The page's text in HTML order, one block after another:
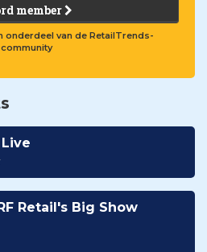
member
onderdeel van de RetailTrends-
community
Retail's Big Show